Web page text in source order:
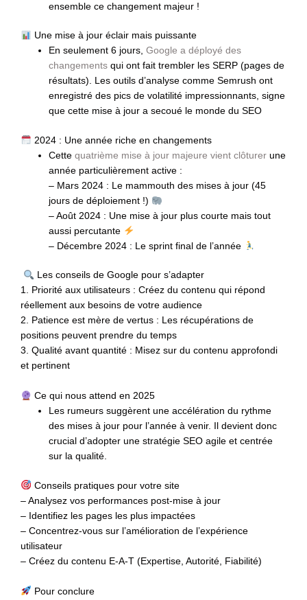
ensemble ce changement majeur !
Une mise à jour éclair mais puissante
En seulement 6 jours, Google a déployé des
changements qui ont fait trembler les SERP (pages de
résultats). Les outils d’analyse comme Semrush ont
enregistré des pics de volatilité impressionnants, signe
que cette mise à jour a secoué le monde du SEO
2024 : Une année riche en changements
Cettequatrième mise à jour majeure vient clôturerune
année particulièrement active :
– Mars 2024 : Le mammouth des mises à jour (45
jours de déploiement !)
– Août 2024 : Une mise à jour plus courte mais tout
aussi percutante
– Décembre 2024 : Le sprint final de l’année
Les conseils de Google pour s’adapter
1. Priorité aux utilisateurs : Créez du contenu qui répond
réellement aux besoins de votre audience
2. Patience est mère de vertus : Les récupérations de
positions peuvent prendre du temps
3. Qualité avant quantité : Misez sur du contenu approfondi
et pertinent
Ce qui nous attend en 2025
Les rumeurs suggèrent une accélération du rythme
des mises à jour pour l’année à venir. Il devient donc
crucial d’adopter une stratégie SEO agile et centrée
sur la qualité.
Conseils pratiques pour votre site
– Analysez vos performances post-mise à jour
– Identifiez les pages les plus impactées
– Concentrez-vous sur l’amélioration de l’expérience
utilisateur
– Créez du contenu E-A-T (Expertise, Autorité, Fiabilité)
Pour conclure